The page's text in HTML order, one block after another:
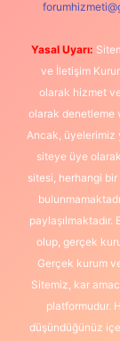
Yasal Uyarı:
ve İletişim
olarak hizmet
olarak denetleme
Ancak, üyelerimiz
siteye üye
sitesi, herhangi bir
olup, gerçek
Gerçek kurum
Sitemiz, kar
platformudur.
düşündüğünüz